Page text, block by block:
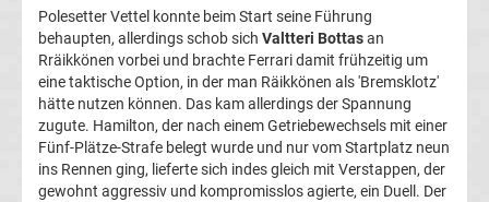
League
Tabelle
Champions
League
Polesetter Vettel konnte beim Start seine Führung
behaupten, allerdings schob sich Valtteri Bottasan
Rräikkönen vorbei und brachte Ferrari damit frühzeitig um
eine taktische Option, in der man Räikkönen als 'Bremsklotz'
hätte nutzen können. Das kam allerdings der Spannung
zugute. Hamilton, der nach einem Getriebewechsels mit einer
Fünf-Plätze-Strafe belegt wurde und nur vom Startplatz neun
ins Rennen ging, lieferte sich indes gleich mit Verstappen, der
gewohnt aggressiv und kompromisslos agierte, ein Duell. Der